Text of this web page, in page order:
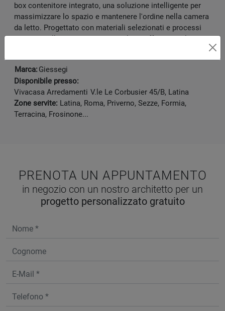
box contenitore integrato, una soluzione intelligente per
massimizzare lo spazio e mantenere l'ordine nella camera
da letto. Progettato con materiali selezionati e processi
produttivi all'avanguardia, questo letto offre una soluzione
Marca:Giessegi
Disponibile presso:
Vivacasa Arredamenti V.le Le Corbusier 45/B, Latina
Zone servite: Latina, Roma, Priverno, Sezze, Formia,
Terracina, Frosinone...
PRENOTA UN APPUNTAMENTO
in negozio con un nostro architetto per un
progetto personalizzato gratuito